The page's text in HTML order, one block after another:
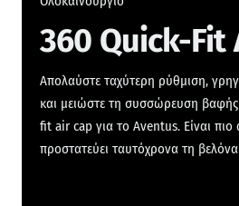
360 Quick-Fit
Απολαύστε ταχύτερη ρύθμιση,
και μειώστε τη συσσώρευση
fit air cap για το Aventus. Είναι πιο
προστατεύει ταυτόχρονα τη